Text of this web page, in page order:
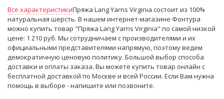
Все характеристикиПряжа Lang Yarns Virginia состоит из 100%
натуральная шерсть. В нашем интернет-магазине Фонтура
можно купить товар "Пряжа Lang Yarns Virginia" по самой низкой
цене: 1 210 руб. Мы сотрудничаем с производителями и их
официальными представителями напрямую, поэтому ведем
демократичную ценовую политику. Большой выбор способа
доставки и оплаты заказа. Вы можете купить товар онлайн с
бесплатной доставкой по Москве и всей России. Если Вам нужна
помощь в выборе - напишите или позвоните.